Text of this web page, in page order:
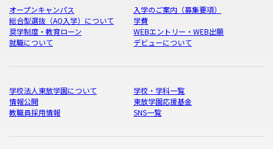
オープンキャンパス
入学のご案内（募集要項）
総合型選抜（AO入学）について
学費
奨学制度・教育ローン
WEBエントリー・WEB出願
就職について
デビューについて
学校法人東放学園について
学校・学科一覧
情報公開
東放学園応援基金
教職員採用情報
SNS一覧